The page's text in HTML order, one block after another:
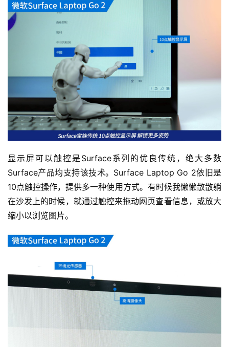
玩
物
推
荐
登录
显示屏可以触控是Surface系列的优良传统，绝大多数
Surface产品均支持该技术。Surface Laptop Go 2依旧是
10点触控操作，提供多一种使用方式。有时候我懒懒散散躺
在沙发上的时候，就通过触控来拖动网页查看信息，或放大
缩小以浏览图片。